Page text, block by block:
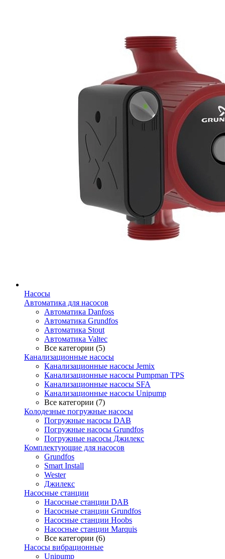
Насосы
Автоматика для насосов
Автоматика Danfoss
Автоматика Grundfos
Автоматика Stout
Автоматика Valtec
Все категории (5)
Канализационные насосы
Канализационные насосы Jemix
Канализационные насосы Pumpman TPS
Канализационные насосы SFA
Канализационные насосы Unipump
Все категории (7)
Колодезные погружные насосы
Погружные насосы DAB
Погружные насосы Grundfos
Погружные насосы Джилекс
Комплектующие для насосов
Grundfos
Smart Install
Wester
Джилекс
Насосные станции
Насосные станции DAB
Насосные станции Grundfos
Насосные станции Hoobs
Насосные станции Marquis
Все категории (6)
Насосы вибрационные
Unipump